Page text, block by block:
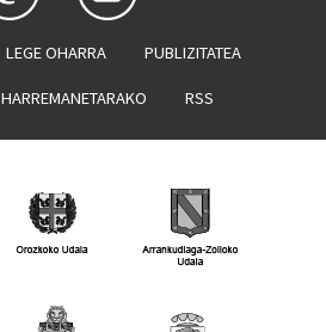
LEGE OHARRA PUBLIZITATEA
HARREMANETARAKO RSS